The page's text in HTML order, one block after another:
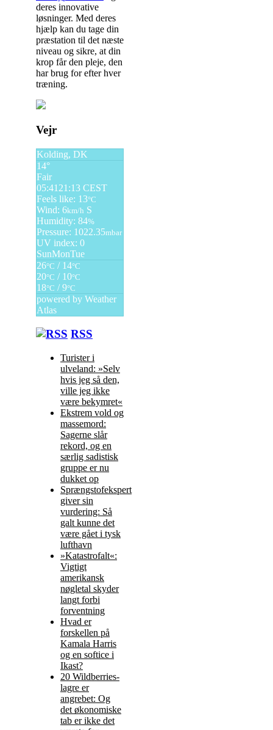
deres innovative
løsninger. Med deres
hjælp kan du tage din
præstation til det næste
niveau og sikre, at din
krop får den pleje, den
har brug for efter hver
træning.
Indlægsnavigation
Vejr
Kolding, DK
14°
Fair
05:41 21:13 CEST
Feels like: 13°C
Wind: 6km/h S
Humidity: 84%
Pressure: 1022.35mbar
UV index: 0
SunMonTue
26°C / 14°C
20°C / 10°C
18°C / 9°C
powered by Weather
Atlas
RSS
Turister i
ulveland: »Selv
hvis jeg så den,
ville jeg ikke
være bekymret«
Ekstrem vold og
massemord:
Sagerne slår
rekord, og en
særlig sadistisk
gruppe er nu
dukket op
Sprængstofekspert
giver sin
vurdering: Så
galt kunne det
være gået i tysk
lufthavn
»Katastrofalt«:
Vigtigt
amerikansk
nøgletal skyder
langt forbi
forventning
Hvad er
forskellen på
Kamala Harris
og en softice i
Ikast?
20 Wildberries-
lagre er
angrebet: Og
det økonomiske
tab er ikke det